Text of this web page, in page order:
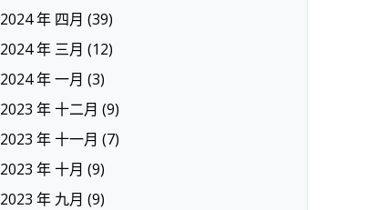
2024 年 四月 (39)
2024 年 三月 (12)
2024 年 一月 (3)
2023 年 十二月 (9)
2023 年 十一月 (7)
2023 年 十月 (9)
2023 年 九月 (9)